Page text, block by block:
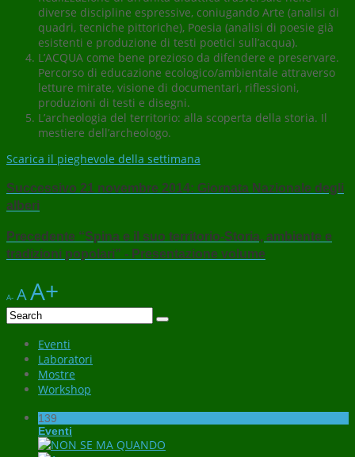
diverse discipline espressive, coniugando Arte (analisi di
quadri, tecniche pittoriche), Poesia (analisi di poesie già
esistenti e produzione di testi poetici sull’acqua).
L’ACQUA come bene prezioso da difendere e preservare.
Percorso di educazione ecologico/ambientale attraverso
letture mirate, visione di documentari, riflessioni,
produzioni di testi e disegni.
L’archeologia del territorio: alla scoperta della storia. Il
mestiere dell’archeologo.
Scarica il pieghevole della settimana
Successivo 21 novembre 2014: Giornata Nazionale degli
alberi
Precedente “Spina e il suo territorio-Storia, ambiente e
tradizioni popolari” - Presentazione volume
A- AA+
Eventi
Laboratori
Mostre
Workshop
139
Eventi